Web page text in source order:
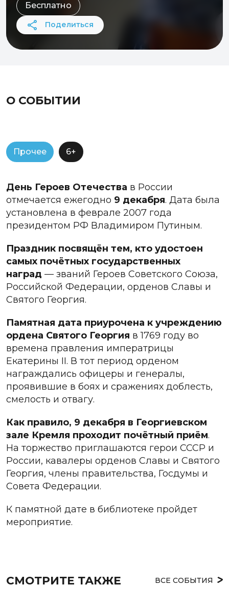
Бесплатно
Поделиться
О СОБЫТИИ
Прочее 6+
День Героев Отечества в России
отмечается ежегодно 9 декабря. Дата была
установлена в феврале 2007 года
президентом РФ Владимиром Путиным.
Праздник посвящён тем, кто удостоен
самых почётных государственных
наград — званий Героев Советского Союза,
Российской Федерации, орденов Славы и
Святого Георгия.
Памятная дата приурочена к учреждению
ордена Святого Георгия в 1769 году во
времена правления императрицы
Екатерины II. В тот период орденом
награждались офицеры и генералы,
проявившие в боях и сражениях доблесть,
смелость и отвагу.
Как правило, 9 декабря в Георгиевском
зале Кремля проходит почётный приём.
На торжество приглашаются герои СССР и
России, кавалеры орденов Славы и Святого
Георгия, члены правительства, Госдумы и
Совета Федерации.
К памятной дате в библиотеке пройдет
мероприятие.
СМОТРИТЕ ТАКЖЕ ВСЕ СОБЫТИЯ